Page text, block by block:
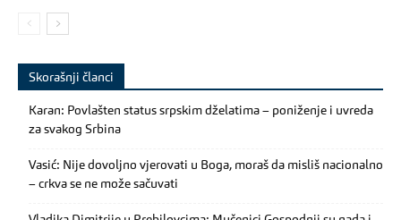
Skorašnji članci
Karan: Povlašten status srpskim dželatima – poniženje i uvreda
za svakog Srbina
Vasić: Nije dovoljno vjerovati u Boga, moraš da misliš nacionalno
– crkva se ne može sačuvati